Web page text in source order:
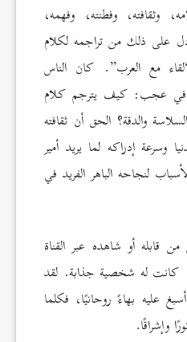
وثقافته، وفطنته، وفهمه،
على ذلك من تراجمه لكلام
مع العرب”. كان الناس
في عجب: كيف يترجم كلام
والدقة؟ الحق أن ثقافته
وسرعة إدراكه لما يريد أمير
لنجاحه الباهر الفريد في
قابله أو شاهده عبر القناة
كانت له شخصية جذابة. لقد
عليه بهاءً روحانيًا، فكلما
وإشراقًا.